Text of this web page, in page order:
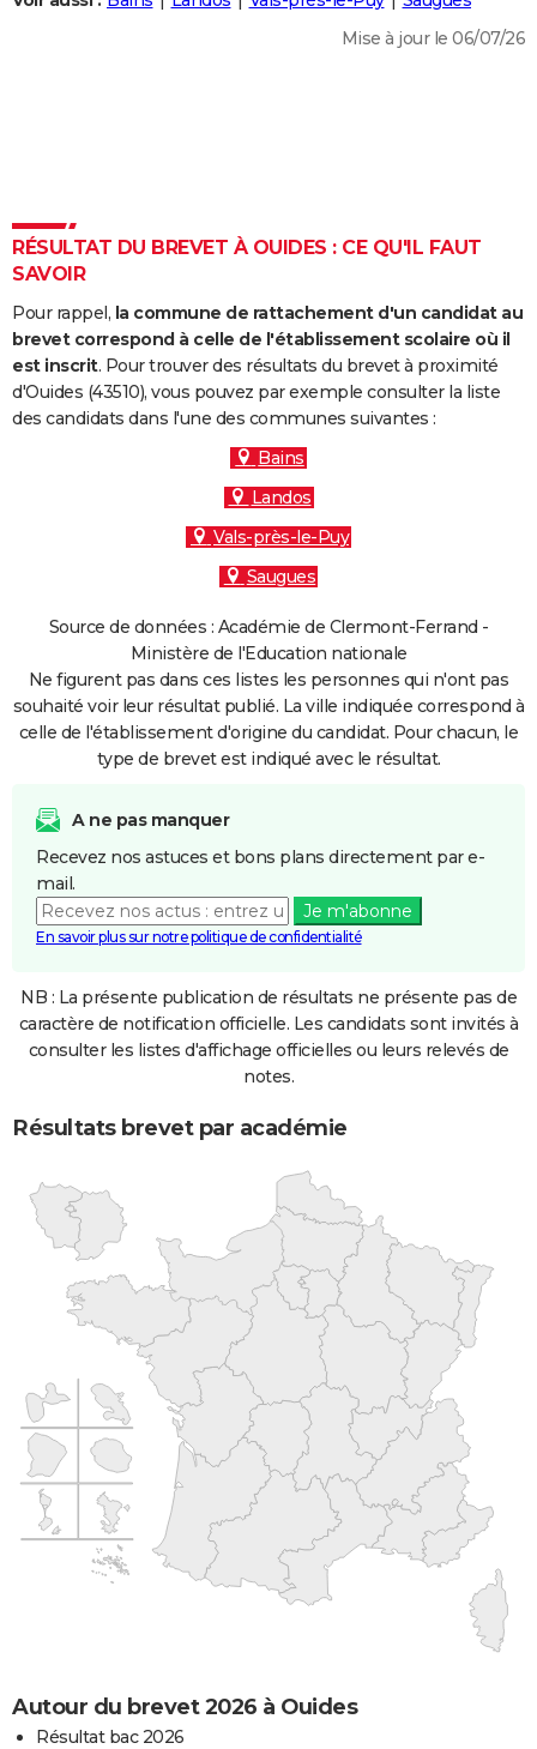
DICTIONNAIRE
Dictionnaire
Biographies
Citations
Expressions
Proverbes
PROGRAMME TV
COPAINS D'AVANT
S'inscrire
Se connecter
Lycées
Collèges
Primaires
Universités
Entreprises
Service militaire
Avis de recherche
AVIS DE DÉCÈS
FORUM
Mise à jour le 06/07/26
RÉSULTAT DU BREVET À OUIDES : CE QU'IL FAUT
SAVOIR
Pour rappel, la commune de rattachement d'un candidat au
brevet correspond à celle de l'établissement scolaire où il
est inscrit. Pour trouver des résultats du brevet à proximité
d'Ouides (43510), vous pouvez par exemple consulter la liste
des candidats dans l'une des communes suivantes :
Bains
Landos
Vals-près-le-Puy
Saugues
Source de données : Académie de Clermont-Ferrand -
Ministère de l'Education nationale
Ne figurent pas dans ces listes les personnes qui n'ont pas
souhaité voir leur résultat publié. La ville indiquée correspond à
celle de l'établissement d'origine du candidat. Pour chacun, le
type de brevet est indiqué avec le résultat.
A ne pas manquer
Recevez nos astuces et bons plans directement par e-
mail.
Je m'abonne
En savoir plus sur notre politique de confidentialité
NB : La présente publication de résultats ne présente pas de
caractère de notification officielle. Les candidats sont invités à
consulter les listes d'affichage officielles ou leurs relevés de
notes.
Résultats brevet par académie
Autour du brevet 2026 à Ouides
Résultat bac 2026